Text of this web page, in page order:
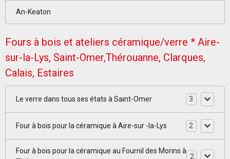
An-Keaton
Fours à bois et ateliers céramique/verre * Aire-
sur-la-Lys, Saint-Omer,Thérouanne, Clarques,
Calais, Estaires
Le verre dans tous ses états à Saint-Omer 3
Four à bois pour la céramique à Aire-sur -la-Lys 2
Four à bois pour la céramique au Fournil des Morins à